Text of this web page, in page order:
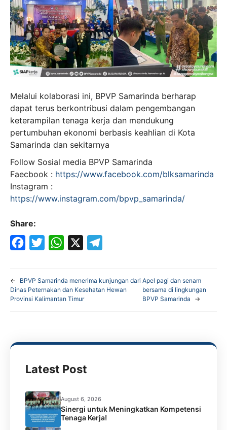
Melalui kolaborasi ini, BPVP Samarinda berharap
dapat terus berkontribusi dalam pengembangan
keterampilan tenaga kerja dan mendukung
pertumbuhan ekonomi berbasis keahlian di Kota
Samarinda dan sekitarnya
Follow Sosial media BPVP Samarinda
Faecbook : https://www.facebook.com/blksamarinda
Instagram :
https://www.instagram.com/bpvp_samarinda/
Share:
c
e
o
i
t
a
t
p
l
←
BPVP Samarinda menerima kunjungan dari
Dinas Peternakan dan Kesehatan Hewan
Provinsi Kalimantan Timur
Apel pagi dan senam
bersama di lingkungan
BPVP Samarinda
→
Latest Post
August 6, 2026
Sinergi untuk Meningkatkan Kompetensi
Tenaga Kerja!